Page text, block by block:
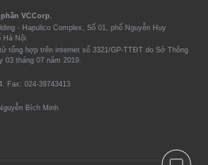
VCCorp.
- Hapulico Complex, Số 01, phố Nguyễn Huy
Hà Nội
tổng hợp trên internet số 3321/GP-TTĐT do Sở Thông
03 tháng 07 năm 2019.
Fax: 024-39743413
Bích Minh